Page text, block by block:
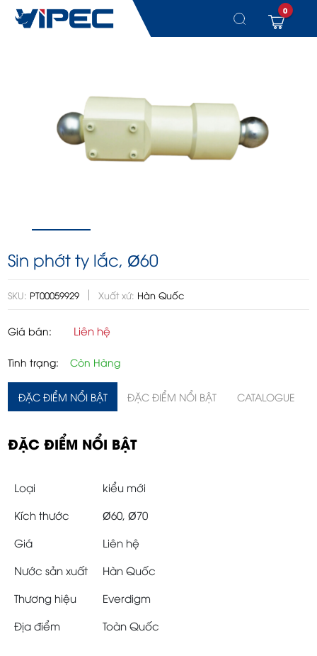
0
Sin phớt ty lắc, Ø60
SKU: PT00059929 Xuất xứ: Hàn Quốc
Giá bán: Liên hệ
Tình trạng: Còn Hàng
ĐẶC ĐIỂM NỔI BẬT ĐẶC ĐIỂM NỔI BẬT CATALOGUE
ĐẶC ĐIỂM NỔI BẬT
Loại
kiểu mới
Kích thước
Ø60, Ø70
Giá
Liên hệ
Nước sản xuất
Hàn Quốc
Thương hiệu
Everdigm
Địa điểm
Toàn Quốc